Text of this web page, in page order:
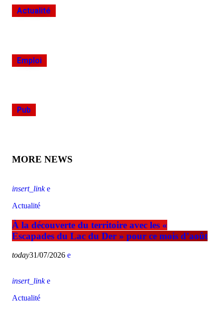
Actualité
Emploi
Pub
MORE NEWS
insert_link
Actualité
À la découverte du territoire avec les «
Escapades du Lac du Der » pour ce mois d’août
today31/07/2026
insert_link
Actualité